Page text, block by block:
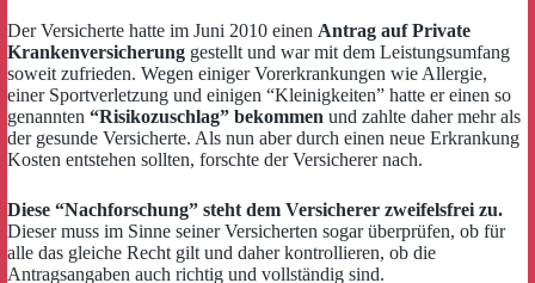
Der Versicherte hatte im Juni 2010 einen Antrag auf Private
Krankenversicherung gestellt und war mit dem Leistungsumfang
soweit zufrieden. Wegen einiger Vorerkrankungen wie Allergie,
einer Sportverletzung und einigen “Kleinigkeiten” hatte er einen so
genannten “Risikozuschlag” bekommen und zahlte daher mehr als
der gesunde Versicherte. Als nun aber durch einen neue Erkrankung
Kosten entstehen sollten, forschte der Versicherer nach.
Diese “Nachforschung” steht dem Versicherer zweifelsfrei zu.
Dieser muss im Sinne seiner Versicherten sogar überprüfen, ob für
alle das gleiche Recht gilt und daher kontrollieren, ob die
Antragsangaben auch richtig und vollständig sind.